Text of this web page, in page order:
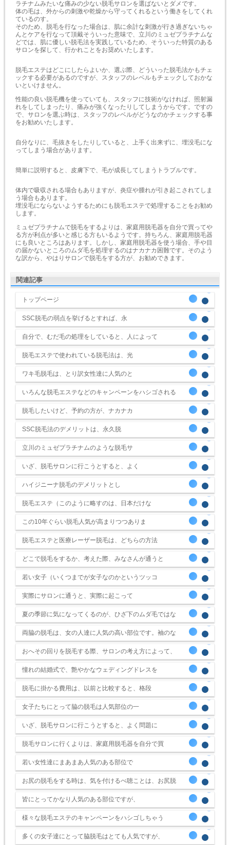
ラチナムみたいな痛みの少ない脱毛サロンを選ばないとダメです。
体の毛は、外からの刺激や乾燥から守ってくれるという働きをしてくれ
ているのす。
そのため、脱毛を行なった場合は、肌に余計な刺激が行き過ぎないちゃ
んとケアを行なって頂戴そういった意味で、立川のミュゼプラチナムな
どでは、肌に優しい脱毛法を実践しているため、そういった特質のある
サロンを探して、行かれことをお奨めいたします。
脱毛エステはどこにしたらよいか、選ぶ際、どういった脱毛法かもチェ
ックする必要があるのですが、スタッフのレベルもチェックしておかな
いといけません。
性能の良い脱毛機を使っていても、スタッフに技術がなければ、照射漏
れをしてしまったり、痛みが強くなったりしてしまうからです。ですの
で、サロンを選ぶ時は、スタッフのレベルがどうなのかチェックする事
をお勧めいたします。
自分なりに、毛抜きをしたりしていると、上手く出来ずに、埋没毛にな
ってしまう場合があります。
簡単に説明すると、皮膚下で、毛が成長してしまうトラブルです。
体内で吸収される場合もありますが、炎症や腫れが引き起こされてしま
う場合もあります。
埋没毛にならないようするためにも脱毛エステで処理することをお勧め
します。
ミュゼプラチナムで脱毛をするよりは、家庭用脱毛器を自分で買ってや
る方が利点が多いと感じる方もいるようです。持ちろん、家庭用脱毛器
にも良いところはあります。しかし、家庭用脱毛器を使う場合、手や目
の届かないところのムダ毛を処理するのはナカナカ困難です。そのよう
な訳から、やはりサロンで脱毛をする方が、お勧めできます。
関連記事
トップページ
SSC脱毛の弱点を挙げるとすれば、永
自分で、むだ毛の処理をしていると、人によって
脱毛エステで使われている脱毛法は、光
ワキ毛脱毛は、とり訳女性達に人気のと
いろんな脱毛エステなどのキャンペーンをハシゴされる
脱毛したいけど、予約の方が、ナカナカ
SSC脱毛法のデメリットは、永久脱
立川のミュゼプラチナムのような脱毛サ
いざ、脱毛サロンに行こうとすると、よく
ハイジニーナ脱毛のデメリットとし
脱毛エステ（このように略すのは、日本だけな
この10年ぐらい脱毛人気が高まりつつありま
脱毛エステと医療レーザー脱毛は、どちらの方法
どこで脱毛をするか、考えた際、みなさんが通うと
若い女子（いくつまでが女子なのかというツッコ
実際にサロンに通うと、実際に起こって
夏の季節に気になってくるのが、ひざ下のムダ毛ではな
両脇の脱毛は、女の人達に人気の高い部位です。袖のな
おへその回りを脱毛する際、サロンの考え方によって、
憧れの結婚式で、艶やかなウェディングドレスを
脱毛に掛かる費用は、以前と比較すると、格段
女子たちにとって脇の脱毛は人気部位の一
いざ、脱毛サロンに行こうとすると、よく問題に
脱毛サロンに行くよりは、家庭用脱毛器を自分で買
若い女性達にまあまあ人気のある部位で
お尻の脱毛をする時は、気を付けるべ聴ことは、お尻脱
皆にとってかなり人気のある部位ですが、
様々な脱毛エステのキャンペーンをハシゴしちゃう
多くの女子達にとって脇脱毛はとても人気ですが、